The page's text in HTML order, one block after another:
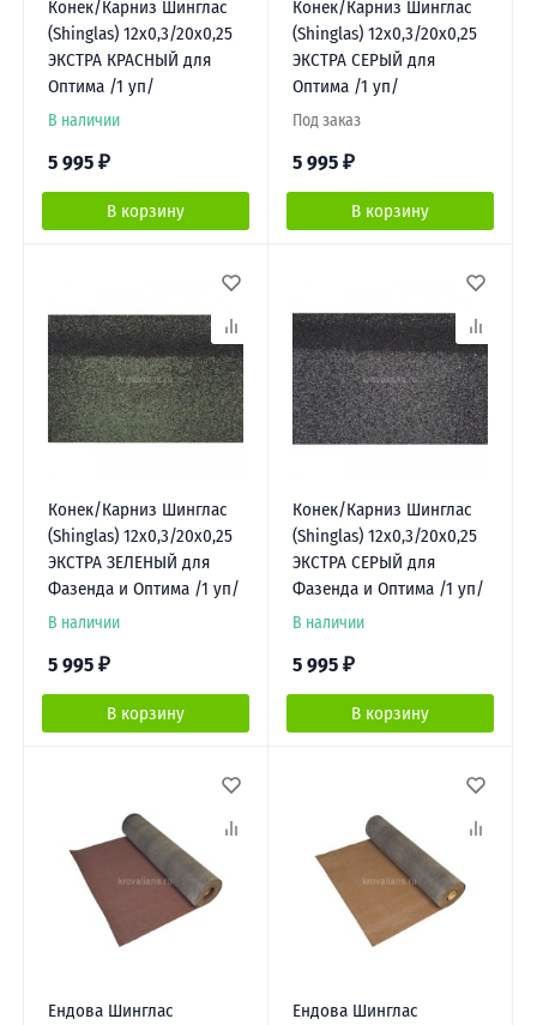
Конек/Карниз Шинглас
(Shinglas) 12х0,3/20х0,25
ЭКСТРА КРАСНЫЙ для
Оптима /1 уп/
В наличии
5 995 ₽
В корзину
Конек/Карниз Шинглас
(Shinglas) 12х0,3/20х0,25
ЭКСТРА СЕРЫЙ для
Оптима /1 уп/
Под заказ
5 995 ₽
В корзину
Конек/Карниз Шинглас
(Shinglas) 12х0,3/20х0,25
ЭКСТРА ЗЕЛЕНЫЙ для
Фазенда и Оптима /1 уп/
В наличии
5 995 ₽
В корзину
Конек/Карниз Шинглас
(Shinglas) 12х0,3/20х0,25
ЭКСТРА СЕРЫЙ для
Фазенда и Оптима /1 уп/
В наличии
5 995 ₽
В корзину
Ендова Шинглас
Ендова Шинглас